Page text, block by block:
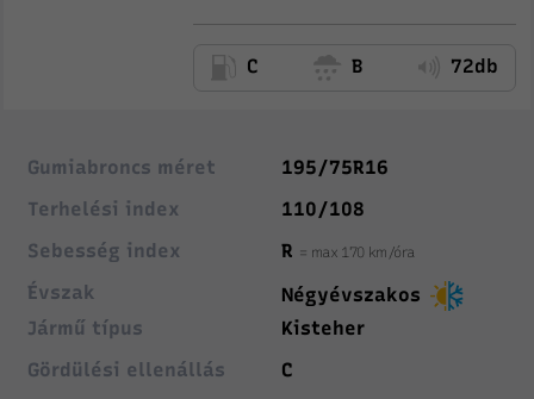
C B 72db
Gumiabroncs méret
195/75R16
Terhelési index
110/108
Sebesség index
R = max 170 km/óra
Évszak
Négyévszakos
Jármű típus
Kisteher
Gördülési ellenállás
C